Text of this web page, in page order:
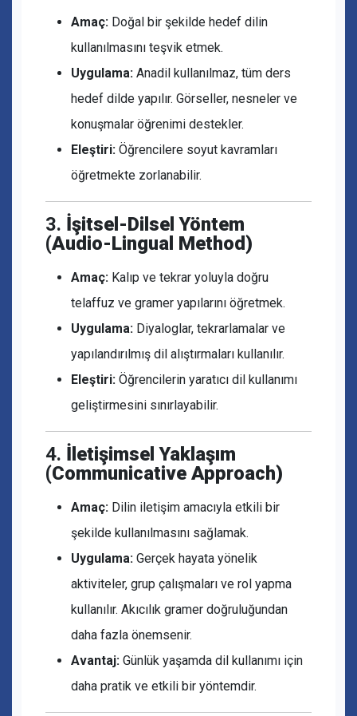
Amaç: Doğal bir şekilde hedef dilin
kullanılmasını teşvik etmek.
Uygulama: Anadil kullanılmaz, tüm ders
hedef dilde yapılır. Görseller, nesneler ve
konuşmalar öğrenimi destekler.
Eleştiri: Öğrencilere soyut kavramları
öğretmekte zorlanabilir.
3. İşitsel-Dilsel Yöntem
(Audio-Lingual Method)
Amaç: Kalıp ve tekrar yoluyla doğru
telaffuz ve gramer yapılarını öğretmek.
Uygulama: Diyaloglar, tekrarlamalar ve
yapılandırılmış dil alıştırmaları kullanılır.
Eleştiri: Öğrencilerin yaratıcı dil kullanımı
geliştirmesini sınırlayabilir.
4. İletişimsel Yaklaşım
(Communicative Approach)
Amaç: Dilin iletişim amacıyla etkili bir
şekilde kullanılmasını sağlamak.
Uygulama: Gerçek hayata yönelik
aktiviteler, grup çalışmaları ve rol yapma
kullanılır. Akıcılık gramer doğruluğundan
daha fazla önemsenir.
Avantaj: Günlük yaşamda dil kullanımı için
daha pratik ve etkili bir yöntemdir.